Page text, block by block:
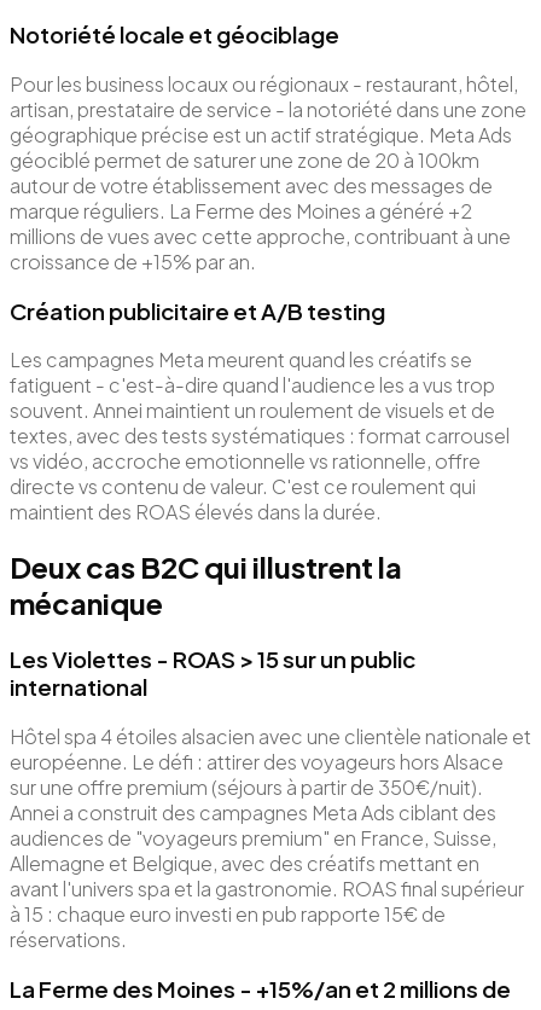
Notoriété locale et géociblage
Pour les business locaux ou régionaux - restaurant, hôtel,
artisan, prestataire de service - la notoriété dans une zone
géographique précise est un actif stratégique. Meta Ads
géociblé permet de saturer une zone de 20 à 100km
autour de votre établissement avec des messages de
marque réguliers. La Ferme des Moines a généré +2
millions de vues avec cette approche, contribuant à une
croissance de +15% par an.
Création publicitaire et A/B testing
Les campagnes Meta meurent quand les créatifs se
fatiguent - c'est-à-dire quand l'audience les a vus trop
souvent. Annei maintient un roulement de visuels et de
textes, avec des tests systématiques : format carrousel
vs vidéo, accroche emotionnelle vs rationnelle, offre
directe vs contenu de valeur. C'est ce roulement qui
maintient des ROAS élevés dans la durée.
Deux cas B2C qui illustrent la
mécanique
Les Violettes - ROAS > 15 sur un public
international
Hôtel spa 4 étoiles alsacien avec une clientèle nationale et
européenne. Le défi : attirer des voyageurs hors Alsace
sur une offre premium (séjours à partir de 350€/nuit).
Annei a construit des campagnes Meta Ads ciblant des
audiences de "voyageurs premium" en France, Suisse,
Allemagne et Belgique, avec des créatifs mettant en
avant l'univers spa et la gastronomie. ROAS final supérieur
à 15 : chaque euro investi en pub rapporte 15€ de
réservations.
La Ferme des Moines - +15%/an et 2 millions de